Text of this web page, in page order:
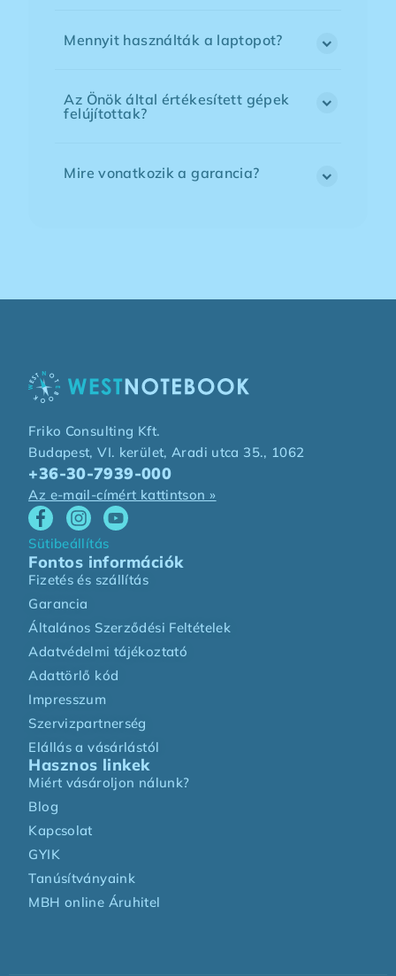
Mennyit használták a laptopot?
Az Önök által értékesített gépek
felújítottak?
Mire vonatkozik a garancia?
Friko Consulting Kft.
Budapest, VI. kerület, Aradi utca 35., 1062
+36-30-7939-000
Az e-mail-címért kattintson »
Sütibeállítás
Fontos információk
Fizetés és szállítás
Garancia
Általános Szerződési Feltételek
Adatvédelmi tájékoztató
Adattörlő kód
Impresszum
Szervizpartnerség
Elállás a vásárlástól
Hasznos linkek
Miért vásároljon nálunk?
Blog
Kapcsolat
GYIK
Tanúsítványaink
MBH online Áruhitel